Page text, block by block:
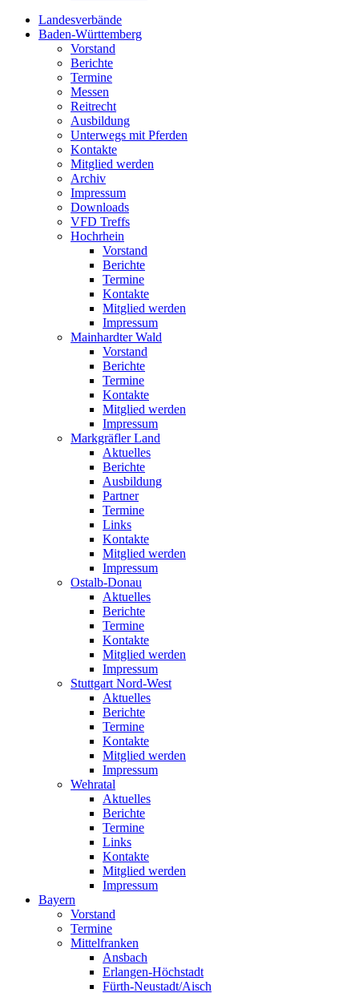
Landesverbände
Baden-Württemberg
Vorstand
Berichte
Termine
Messen
Reitrecht
Ausbildung
Unterwegs mit Pferden
Kontakte
Mitglied werden
Archiv
Impressum
Downloads
VFD Treffs
Hochrhein
Vorstand
Berichte
Termine
Kontakte
Mitglied werden
Impressum
Mainhardter Wald
Vorstand
Berichte
Termine
Kontakte
Mitglied werden
Impressum
Markgräfler Land
Aktuelles
Berichte
Ausbildung
Partner
Termine
Links
Kontakte
Mitglied werden
Impressum
Ostalb-Donau
Aktuelles
Berichte
Termine
Kontakte
Mitglied werden
Impressum
Stuttgart Nord-West
Aktuelles
Berichte
Termine
Kontakte
Mitglied werden
Impressum
Wehratal
Aktuelles
Berichte
Termine
Links
Kontakte
Mitglied werden
Impressum
Bayern
Vorstand
Termine
Mittelfranken
Ansbach
Erlangen-Höchstadt
Fürth-Neustadt/Aisch